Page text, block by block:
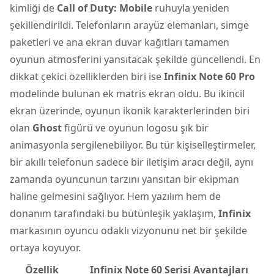
kimliği de Call of Duty: Mobile ruhuyla yeniden
şekillendirildi. Telefonların arayüz elemanları, simge
paketleri ve ana ekran duvar kağıtları tamamen
oyunun atmosferini yansıtacak şekilde güncellendi. En
dikkat çekici özelliklerden biri iseInfinix Note 60 Pro
modelinde bulunan ek matris ekran oldu. Bu ikincil
ekran üzerinde, oyunun ikonik karakterlerinden biri
olan Ghostfigürü ve oyunun logosu şık bir
animasyonla sergilenebiliyor. Bu tür kişiselleştirmeler,
bir akıllı telefonun sadece bir iletişim aracı değil, aynı
zamanda oyuncunun tarzını yansıtan bir ekipman
haline gelmesini sağlıyor. Hem yazılım hem de
donanım tarafındaki bu bütünleşik yaklaşım, Infinix
markasının oyuncu odaklı vizyonunu net bir şekilde
ortaya koyuyor.
Özellik
Infinix Note 60 Serisi Avantajları